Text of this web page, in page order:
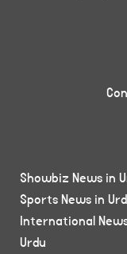
Showbiz News in
Sports News in
International
Urdu